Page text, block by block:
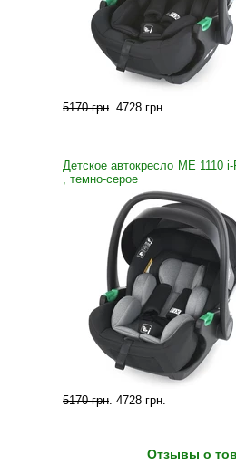
5170 грн. 4728 грн.
Детское автокресло ME 1110
, темно-серое
5170 грн. 4728 грн.
Отзывы о